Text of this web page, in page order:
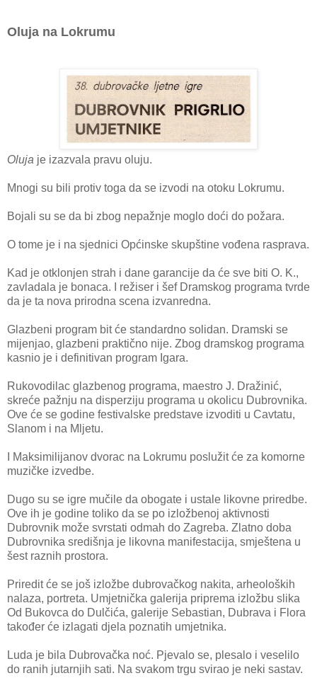
Oluja na Lokrumu
Oluja je izazvala pravu oluju.
Mnogi su bili protiv toga da se izvodi na otoku Lokrumu.
Bojali su se da bi zbog nepažnje moglo doći do požara.
O tome je i na sjednici Općinske skupštine vođena rasprava.
Kad je otklonjen strah i dane garancije da će sve biti O. K.,
zavladala je bonaca. I režiser i šef Dramskog programa tvrde
da je ta nova prirodna scena izvanredna.
Glazbeni program bit će standardno solidan. Dramski se
mijenjao, glazbeni praktično nije. Zbog dramskog programa
kasnio je i definitivan program Igara.
Rukovodilac glazbenog programa, maestro J. Dražinić,
skreće pažnju na disperziju programa u okolicu Dubrovnika.
Ove će se godine festivalske predstave izvoditi u Cavtatu,
Slanom i na Mljetu.
I Maksimilijanov dvorac na Lokrumu poslužit će za komorne
muzičke izvedbe.
Dugo su se igre mučile da obogate i ustale likovne priredbe.
Ove ih je godine toliko da se po izložbenoj aktivnosti
Dubrovnik može svrstati odmah do Zagreba. Zlatno doba
Dubrovnika središnja je likovna manifestacija, smještena u
šest raznih prostora.
Priredit će se još izložbe dubrovačkog nakita, arheoloških
nalaza, portreta. Umjetnička galerija priprema izložbu slika
Od Bukovca do Dulčića, galerije Sebastian, Dubrava i Flora
također će izlagati djela poznatih umjetnika.
Luda je bila Dubrovačka noć. Pjevalo se, plesalo i veselilo
do ranih jutarnjih sati. Na svakom trgu svirao je neki sastav.